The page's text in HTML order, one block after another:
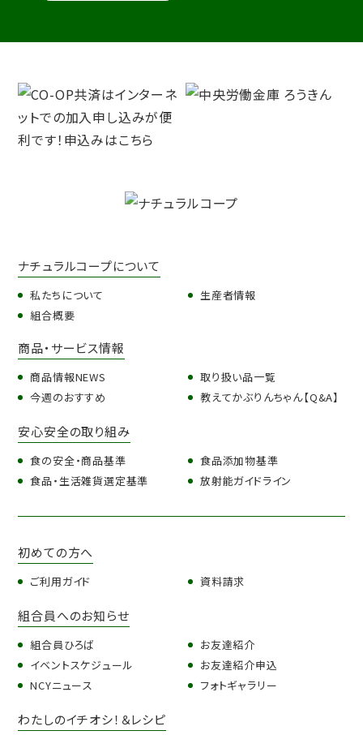
ナチュラルコープについて
私たちについて
組合概要
生産者情報
商品・サービス情報
商品情報NEWS
今週のおすすめ
取り扱い品一覧
教えてかぶりんちゃん【Q&A】
安心安全の取り組み
食の安全・商品基準
食品・生活雑貨選定基準
食品添加物基準
放射能ガイドライン
初めての方へ
ご利用ガイド 資料請求
組合員へのお知らせ
組合員ひろば
イベントスケジュール
NCYニュース
お友達紹介
お友達紹介申込
フォトギャラリー
わたしのイチオシ！＆レシピ